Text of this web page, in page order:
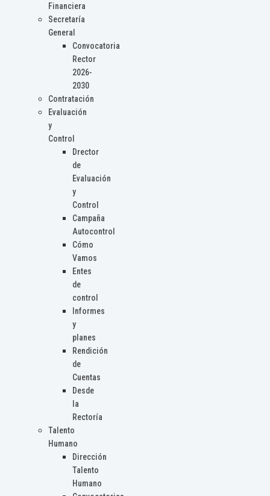
Financiera
Secretaría
General
Convocatoria
Rector
2026-
2030
Contratación
Evaluación
y
Control
Drector
de
Evaluación
y
Control
Campaña
Autocontrol
Cómo
Vamos
Entes
de
control
Informes
y
planes
Rendición
de
Cuentas
Desde
la
Rectoría
Talento
Humano
Dirección
Talento
Humano